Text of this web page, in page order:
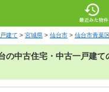
建て > 宮城県 > 仙台市 > 仙台市青葉
の中古住宅・中古一戸建て